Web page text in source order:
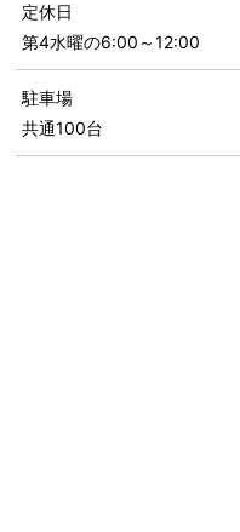
定休日
第4水曜の6:00～12:00
駐車場
共通100台